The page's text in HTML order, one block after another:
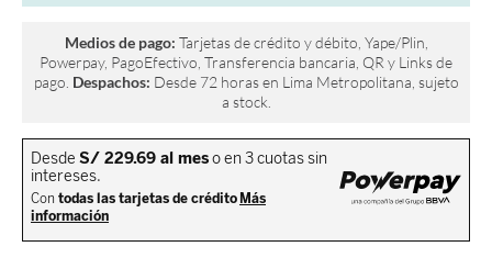
Medios de pago: Tarjetas de crédito y débito, Yape/Plin,
Powerpay, PagoEfectivo, Transferencia bancaria, QR y Links de
pago. Despachos: Desde 72 horas en Lima Metropolitana, sujeto
a stock.